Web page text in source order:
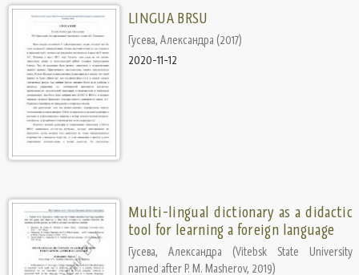
LINGUA BRSU
Гусева, Александра (2017)
2020-11-12
Multi-lingual dictionary as a didactic
tool for learning a foreign language
Гусева, Александра (Vitebsk State University
named after P. M. Masherov, 2019)